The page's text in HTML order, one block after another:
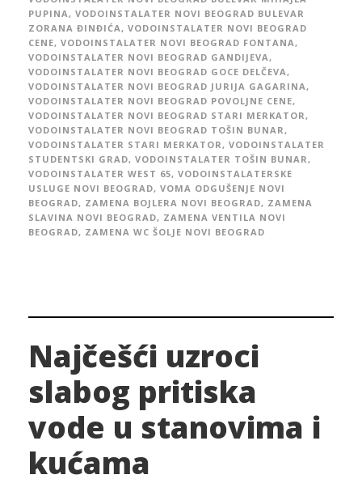
PUPINA, VODOINSTALATER NOVI BEOGRAD BULEVAR
ZORANA ĐINĐIĆA, VODOINSTALATER NOVI BEOGRAD
CENE, VODOINSTALATER NOVI BEOGRAD FONTANA,
VODOINSTALATER NOVI BEOGRAD GANDIJEVA,
VODOINSTALATER NOVI BEOGRAD GOCE DELČEVA,
VODOINSTALATER NOVI BEOGRAD JURIJA GAGARINA,
VODOINSTALATER NOVI BEOGRAD POVOLJNE CENE,
VODOINSTALATER NOVI BEOGRAD STARI MERKATOR,
VODOINSTALATER NOVI BEOGRAD TOŠIN BUNAR,
VODOINSTALATER STARI MERKATOR, VODOINSTALATER
STUDENTSKI GRAD, VODOINSTALATER TOŠIN BUNAR,
VODOINSTALATER WEST 65, VODOINSTALATERSKE
USLUGE NOVI BEOGRAD, VOMA ODGUŠENJE NOVI
BEOGRAD, ZAMENA BOJLERA NOVI BEOGRAD, ZAMENA
SLAVINA NOVI BEOGRAD, ZAMENA VENTILA NOVI
BEOGRAD, ZAMENA WC ŠOLJE NOVI BEOGRAD
Najčešći uzroci
slabog pritiska
vode u stanovima i
kućama